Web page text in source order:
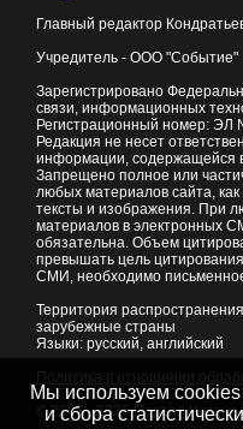
Главный редактор
Учредитель - ООО "Событие"
Зарегистрировано
связи, информационных
Регистрационный номер: ЭЛ
Редакция не несет
информации, содержащейся
Запрещено полное или
любых материалов сайта,
тексты и изображения. При
материалов в электронных
обязательна. Объем
превышать цель
СМИ, необходимо
Территория
зарубежные страны
Языки: русский, английский
© 2007 - 2026Портал Читы и
Мы используем cookies
и сбора